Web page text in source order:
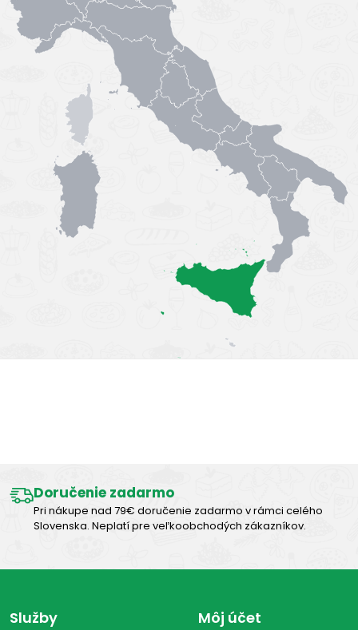
Doručenie zadarmo
Pri nákupe nad 79€ doručenie zadarmo v rámci celého
Slovenska. Neplatí pre veľkoobchodých zákazníkov.
Služby Môj účet